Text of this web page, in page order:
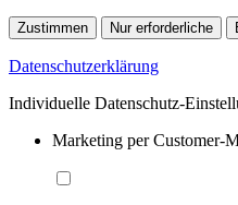
Zustimmen Nur erforderliche
Datenschutzerklärung
Individuelle Datenschutz-
Marketing per Customer-